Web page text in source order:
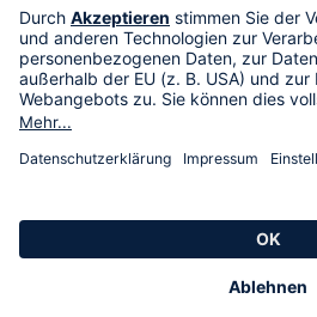
HSE International